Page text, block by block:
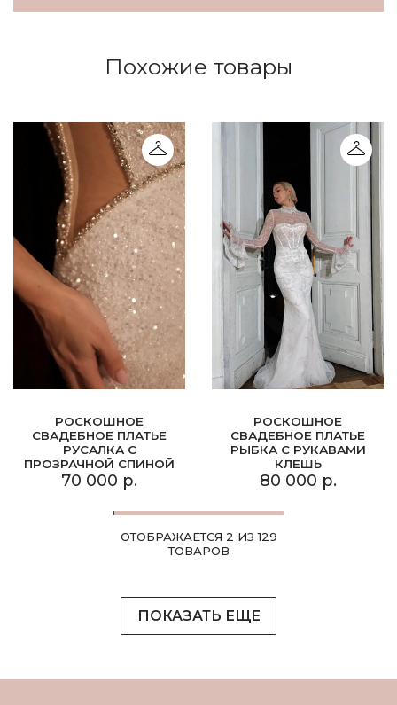
Похожие товары
РОСКОШНОЕ
СВАДЕБНОЕ ПЛАТЬЕ
РУСАЛКА С
ПРОЗРАЧНОЙ СПИНОЙ
70 000 р.
РОСКОШНОЕ
СВАДЕБНОЕ ПЛАТЬЕ
РЫБКА С РУКАВАМИ
КЛЕШЬ
80 000 р.
ОТОБРАЖАЕТСЯ 2 ИЗ 129
ТОВАРОВ
ПОКАЗАТЬ ЕЩЕ